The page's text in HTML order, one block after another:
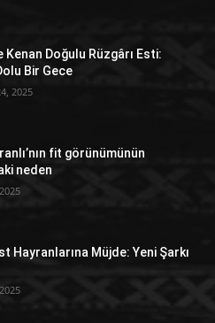
Kenan Doğulu Rüzgârı Esti:
Bir Gece
2025
fit görünümünün
neden
Hayranlarına Müjde: Yeni Şarkı